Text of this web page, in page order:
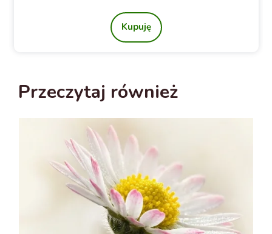
Kupuję
Przeczytaj również